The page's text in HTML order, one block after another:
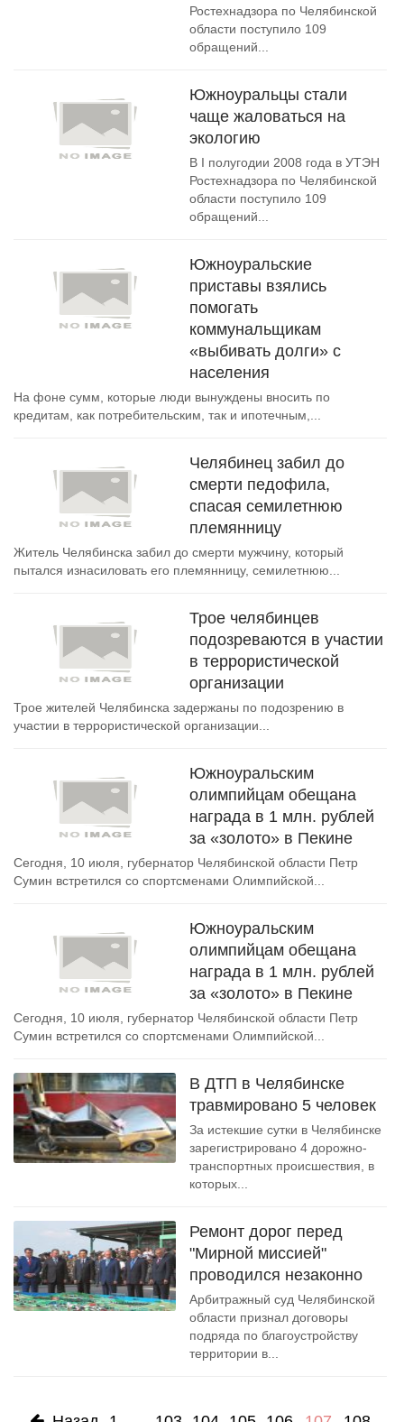
Ростехнадзора по Челябинской
области поступило 109
обращений...
Южноуральцы стали
чаще жаловаться на
экологию
В I полугодии 2008 года в УТЭН
Ростехнадзора по Челябинской
области поступило 109
обращений...
Южноуральские
приставы взялись
помогать
коммунальщикам
«выбивать долги» с
населения
На фоне сумм, которые люди вынуждены вносить по
кредитам, как потребительским, так и ипотечным,...
Челябинец забил до
смерти педофила,
спасая семилетнюю
племянницу
Житель Челябинска забил до смерти мужчину, который
пытался изнасиловать его племянницу, семилетнюю...
Трое челябинцев
подозреваются в участии
в террористической
организации
Трое жителей Челябинска задержаны по подозрению в
участии в террористической организации...
Южноуральским
олимпийцам обещана
награда в 1 млн. рублей
за «золото» в Пекине
Сегодня, 10 июля, губернатор Челябинской области Петр
Сумин встретился со спортсменами Олимпийской...
Южноуральским
олимпийцам обещана
награда в 1 млн. рублей
за «золото» в Пекине
Сегодня, 10 июля, губернатор Челябинской области Петр
Сумин встретился со спортсменами Олимпийской...
В ДТП в Челябинске
травмировано 5 человек
За истекшие сутки в Челябинске
зарегистрировано 4 дорожно-
транспортных происшествия, в
которых...
Ремонт дорог перед
"Мирной миссией"
проводился незаконно
Арбитражный суд Челябинской
области признал договоры
подряда по благоустройству
территории в...